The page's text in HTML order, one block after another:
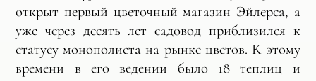
открыт первый цветочный магазин Эйлерса, а
уже через десять лет садовод приблизился к
статусу монополиста на рынке цветов. К этому
времени в его ведении было 18 теплиц и